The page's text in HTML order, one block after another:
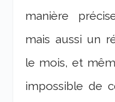
manière
mais aussi un
le mois, et
impossible de